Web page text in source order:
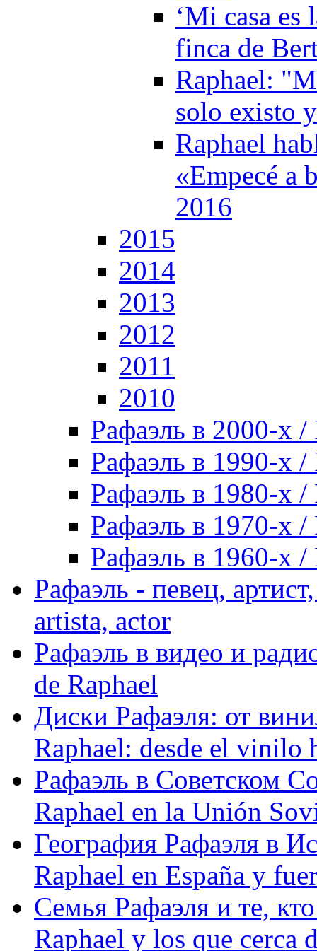
‘Mi casa es
finca de
Raphael:
solo existo
Raphael
«Empecé a
2016
2015
2014
2013
2012
2011
2010
Рафаэль в 2000-х /
Рафаэль в 1990-х /
Рафаэль в 1980-х /
Рафаэль в 1970-х /
Рафаэль в 1960-х /
Рафаэль - певец,
artista, actor
Рафаэль в видео и
de Raphael
Диски Рафаэля: от
Raphael: desde el vinilo
Рафаэль в Советском
Raphael en la Unión
География Рафаэля в
Raphael en España y
Семья Рафаэля и те,
Raphael y los que cerca